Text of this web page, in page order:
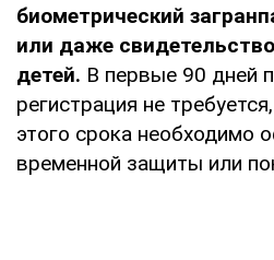
биометрический
или даже
детей. В первые 90 дней
регистрация не
этого срока необходимо
временной защиты или